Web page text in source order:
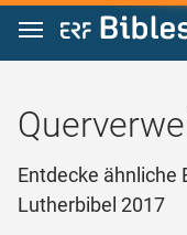
Zum Inhalt springen
Entdecke ähnliche
Lutherbibel 2017